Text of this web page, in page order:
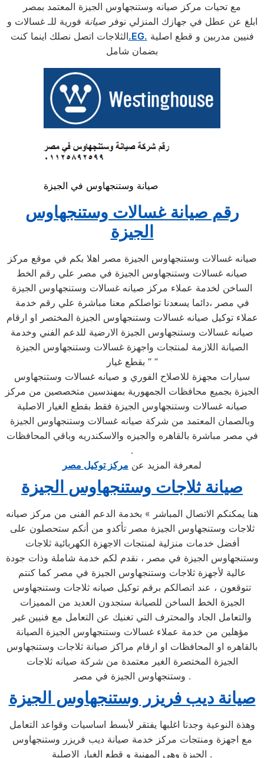
مع تحيات مركز صيانه وستنجهاوس الجيزة المعتمد بمصر
ابلغ عن عطل في جهازك المنزلي نوفرصيانة فورية للـ غسالات و
الثلاجات اتصل نصلك اينما كنت.EG.
بضمان شامل
صيانة وستنجهاوس في الجيزة
رقم صيانة غسالات وستنجهاوس
الجيزة
صيانه غسالات وستنجهاوس الجيزة مصر اهلا بكم في موقع مركز
صيانه غسالات وستنجهاوس الجيزة في مصر علي رقم الخط
الساخن لخدمة عملاء مركز صيانه غسالات وستنجهاوس الجيزة
في مصر ،دائما يسعدنا تواصلكم معنا مباشرة علي رقم خدمة
عملاء توكيل صيانه غسالات وستنجهاوس الجيزة المختصر او ارقام
صيانه غسالات وستنجهاوس الجيزة الارضية للدعم الفني وخدمة
الصيانة اللازمة لمنتجات واجهزة غسالات وستنجهاوس الجيزة
بقطع غيار “ ”
سيارات مجهزة للاصلاح الفوري و صيانه غسالات وستنجهاوس
الجيزة بجميع محافظات الجمهورية بمهندسين متخصصين من مركز
صيانه غسالات وستنجهاوس الجيزة فقط بقطع الغيار الاصلية
وبالصمان المعتمد من شركة صيانه غسالات وستنجهاوس الجيزة
في مصر مباشرة بالقاهره والجيزه والاسكندريه وباقي المحافظات
.
لمعرفة المزيد عن مركز توكيل مصر
صيانة ثلاجات وستنجهاوس الجيزة
هنا يمكنكم الاتصال المباشر » بخدمة الدعم الفنى من مركز صيانه
ثلاجات وستنجهاوس الجيزة مصر تأكدو من أنكم ستحصلون على
أفضل خدمات منزلية لمنتجات الاجهزة الكهربائية ثلاجات
وستنجهاوس الجيزة في مصر ، نقدم لكم خدمة شاملة وذات جودة
عالية لأجهزة ثلاجات وستنجهاوس الجيزة في مصر كما كنتم
تتوقعون ، عند اتصالكم برقم توكيل صيانه ثلاجات وستنجهاوس
الجيزة الخط الساخن للصيانة ستجدون العديد من المميزات
والتعامل الجاد والمحترف التي تغنيك عن التعامل مع فنيين غير
مؤهلين من خدمة عملاء غسالات وستنجهاوس الجيزة الصيانة
بالقاهره او المحافظات او ارقام مراكز صيانة ثلاجات وستنجهاوس
الجيزة المختصرة الغير معتمدة من شركة صيانه ثلاجات
وستنجهاوس الجيزة في مصر .
صيانة ديب فريزر وستنجهاوس الجيزة
وهذة النوعية وجدنا اغلبها يفتقر لأبسط اساسيات وقواعد التعامل
مع اجهزة ومنتجات مركز خدمة صيانة ديب فريزر وستنجهاوس
الجيزة وهي المهنية و قطع الغيار الاصلية .